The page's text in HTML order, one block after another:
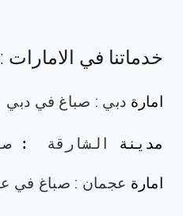
خدماتنا في الامارات :
امارة دبي : صباغ في دبي
مدينة الشارقة :
امارة عجمان : صباغ في